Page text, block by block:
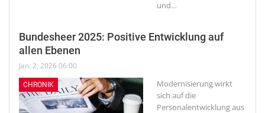
und…
Bundesheer 2025: Positive Entwicklung auf
allen Ebenen
Jan. 2, 2026 06:00
CHRONIK
Modernisierung wirkt
sich auf die
Personalentwicklung aus